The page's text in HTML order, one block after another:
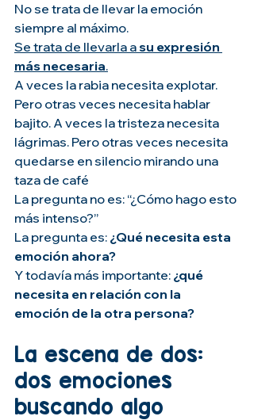
No se trata de llevar la emoción
siempre al máximo.
Se trata de llevarla a su expresión
más necesaria.
A veces la rabia necesita explotar.
Pero otras veces necesita hablar
bajito. A veces la tristeza necesita
lágrimas. Pero otras veces necesita
quedarse en silencio mirando una
taza de café
La pregunta no es: “¿Cómo hago esto
más intenso?”
La pregunta es: ¿Qué necesita esta
emoción ahora?
Y todavía más importante: ¿qué
necesita en relación con la
emoción de la otra persona?
La escena de dos:
dos emociones
buscando algo